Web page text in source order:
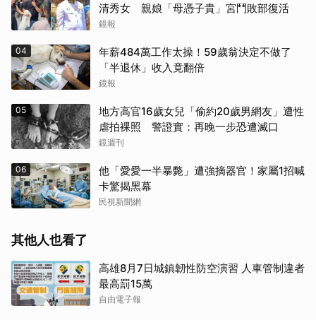
清秀女 親娘「母憑子貴」宮鬥敗部復活
鏡報
04
年薪484萬工作太操！59歲翁決定不做了
「半退休」收入竟翻倍
鏡報
05
地方高官16歲女兒「偷約20歲男網友」遭性
虐拍裸照 警證實：再晚一步恐遭滅口
鏡週刊
06
他「愛愛一半暴斃」遭強摘器官！家屬1招喊
卡驚揭黑幕
民視新聞網
其他人也看了
高雄8月7日城鎮韌性防空演習 人車管制違者
最高罰15萬
自由電子報